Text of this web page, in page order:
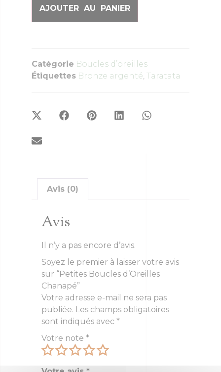
AJOUTER AU PANIER
Catégorie Boucles d’oreilles
Étiquettes Bronze argenté, Taratata
Avis (0)
Avis
Il n’y a pas encore d’avis.
Soyez le premier à laisser votre avis
sur “Petites Boucles d’Oreilles
Chanapé”
Votre adresse e-mail ne sera pas
publiée. Les champs obligatoires
sont indiqués avec *
Votre note *